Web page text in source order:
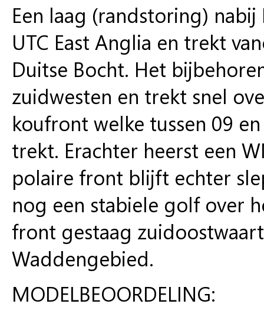
Een laag (randstoring)
UTC East Anglia en trekt
Duitse Bocht. Het
zuidwesten en trekt snel
koufront welke tussen 09
trekt. Erachter heerst een
polaire front blijft echter
nog een stabiele golf over
front gestaag
Waddengebied.
MODELBEOORDELING: